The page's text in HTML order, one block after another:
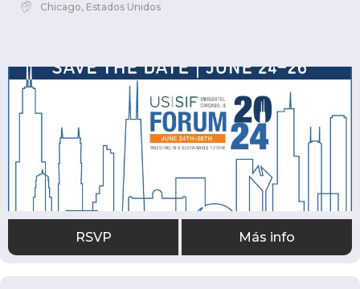
Chicago, Estados Unidos
RSVP Más info